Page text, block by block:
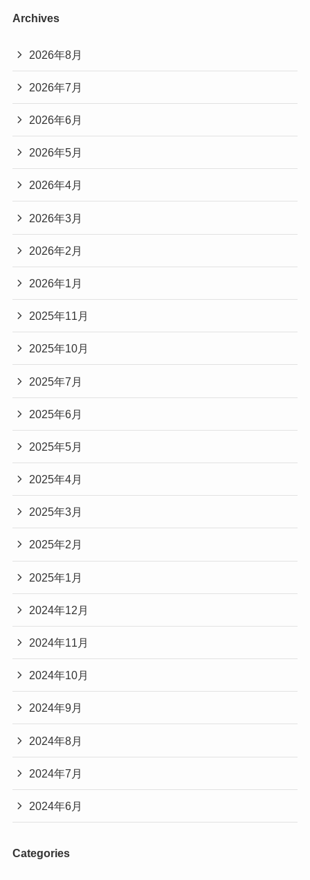
Archives
2026年8月
2026年7月
2026年6月
2026年5月
2026年4月
2026年3月
2026年2月
2026年1月
2025年11月
2025年10月
2025年7月
2025年6月
2025年5月
2025年4月
2025年3月
2025年2月
2025年1月
2024年12月
2024年11月
2024年10月
2024年9月
2024年8月
2024年7月
2024年6月
Categories